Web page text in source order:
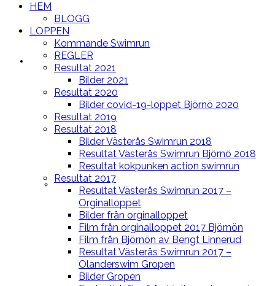
HEM
BLOGG
HEM
BLOGG
LOPPEN
Kommande Swimrun
REGLER
Resultat 2021
Bilder 2021
Resultat 2020
Bilder covid-19-loppet Björnö 2020
Resultat 2019
Resultat 2018
Bilder Västerås Swimrun 2018
Resultat Västerås Swimrun Björnö 2018
Resultat kokpunken action swimrun
Resultat 2017
Resultat Västerås Swimrun 2017 –
Orginalloppet
Bilder från orginalloppet
Film från orginalloppet 2017 Björnön
Film från Björnön av Bengt Linnerud
Resultat Västerås Swimrun 2017 –
Olanderswim Gropen
Bilder Gropen